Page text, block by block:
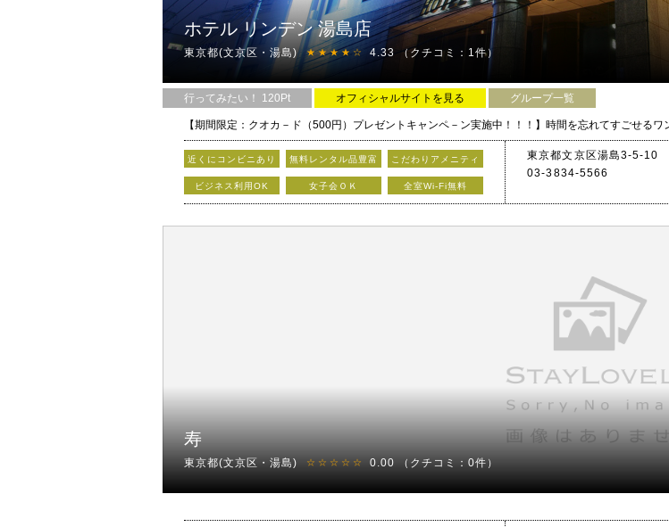
ホテル リンデン 湯島店
東京都(文京区・湯島) ★★★★☆ 4.33 （クチコミ：1件）
行ってみたい！ 120Pt オフィシャルサイトを見る グループ一覧
【期間限定：クオカ－ド（500円）プレゼントキャンペ－ン実施中！！！】時間を忘れてすごせるワ
近くにコンビニあり 無料レンタル品豊富 こだわりアメニティ
ビジネス利用OK 女子会ＯＫ 全室Wi-Fi無料
東京都文京区湯島3-5-10
03-3834-5566
寿
東京都(文京区・湯島) ☆☆☆☆☆ 0.00 （クチコミ：0件）